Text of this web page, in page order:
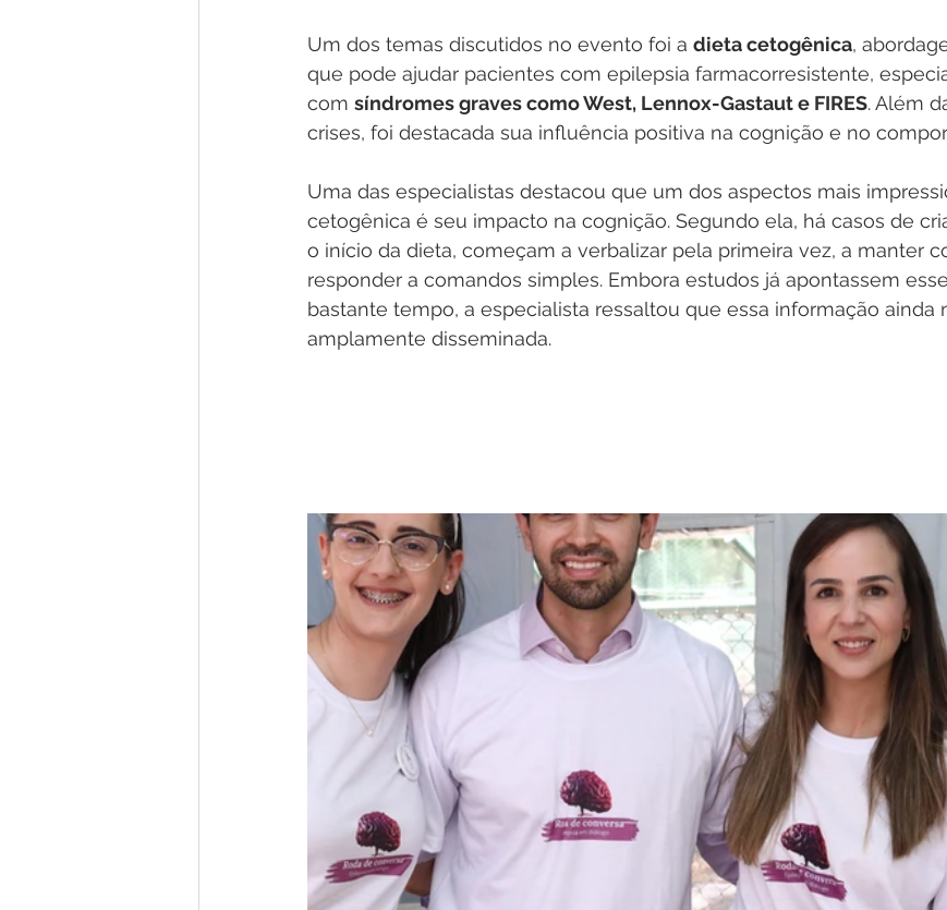
Um dos temas discutidos no evento foi a dieta cetogênica,
que pode ajudar pacientes com epilepsia farmacorresistente,
com síndromes graves como West, Lennox-Gastaut e FIRES. Além
crises, foi destacada sua influência positiva na cognição e no
Uma das especialistas destacou que um dos aspectos mais
cetogênica é seu impacto na cognição. Segundo ela, há casos de
o início da dieta, começam a verbalizar pela primeira vez, a manter
responder a comandos simples. Embora estudos já apontassem
bastante tempo, a especialista ressaltou que essa informação ainda
amplamente disseminada.